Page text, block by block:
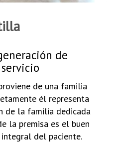
de
de una familia
él representa
de la familia dedicada
la premisa es el buen
del paciente.